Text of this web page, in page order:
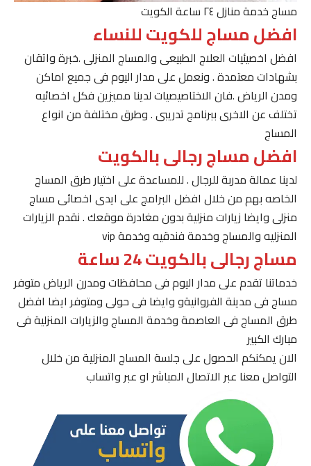
مساج خدمة منازل ٢٤ ساعة الكويت
افضل مساج للكويت للنساء
افضل اخصيئيات العلاج الطبيعى والمساج المنزلى .خبرة واتقان
بشهادات معتمدة . ونعمل على مدار اليوم فى جميع اماكن
ومدن الرياض .فان الاختاصيصيات لدينا مميزين فكل اخصائيه
تختلف عن الاخرى ببرنامج تدريبى . وطرق مختلفة من انواع
المساج
افضل مساج رجالى بالكويت
لدينا عمالة مدربة للرجال . للمساعدة على اختيار طرق المساج
الخاصه بهم من خلال افضل البرامج على ايدى اخصائى مساج
منزلى وايضا زيارات منزلية بدون مغادرة موقعك . نقدم الزيارات
المنزليه والمساج وخدمة فندقيه وخدمة vip
مساج رجالى بالكويت 24 ساعة
خدماتنا تقدم على مدار اليوم فى محافظات ومدرن الرياض متوفر
مساج فى مدينة الفروانيةو وايضا فى حولى ومتوفر ايضا افضل
طرق المساج فى العاصمة وخدمة المساج والزيارات المنزلية فى
مبارك الكبير
الان يمكنكم الحصول على جلسة المساج المنزلية من خلال
التواصل معنا عبر الاتصال المباشر او عبر واتساب